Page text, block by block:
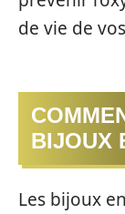
de vie de
BIJOUX
Les bijoux